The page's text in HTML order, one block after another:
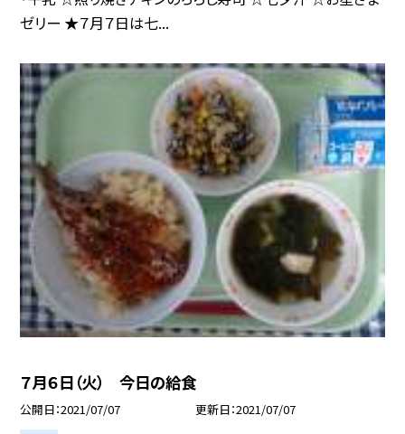
ゼリー ★７月７日は七...
７月６日（火） 今日の給食
公開日 2021/07/07 更新日 2021/07/07